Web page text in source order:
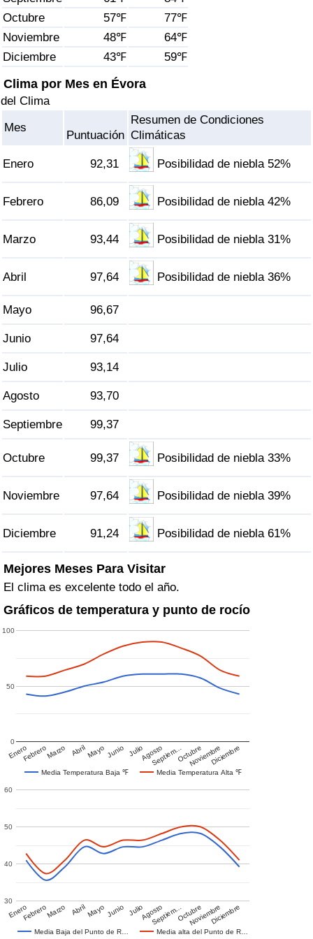
Octubre
57℉
77℉
Noviembre
48℉
64℉
Diciembre
43℉ 59℉
Clima por Mes en Évora
del Clima
Mes
Puntuación
Resumen de Condiciones
Climáticas
Enero 92,31 Posibilidad de niebla 52%
Febrero 86,09 Posibilidad de niebla 42%
Marzo 93,44 Posibilidad de niebla 31%
Abril 97,64 Posibilidad de niebla 36%
Mayo 96,67
Junio 97,64
Julio 93,14
Agosto 93,70
Septiembre 99,37
Octubre 99,37 Posibilidad de niebla 33%
Noviembre 97,64 Posibilidad de niebla 39%
Diciembre 91,24 Posibilidad de niebla 61%
Mejores Meses Para Visitar
El clima es excelente todo el año.
Gráficos de temperatura y punto de rocío
Media Temperatura Baja ℉ Media Temperatura Alta ℉
EneroFebreroMarzo AbrilMayo Junio JulioAgosto
Septiem…OctubreNoviembreDiciembre
0
50
100
Media Baja del Punto de R… Media alta del Punto de R…
EneroFebreroMarzo AbrilMayo Junio JulioAgosto
Septiem…OctubreNoviembreDiciembre
30
40
50
60
Índice de criminalidad por país
Sanidad
Índice de Sanidad (Actual)
Índice de Sanidad por País
Índice de Contaminación (Actual)
Índice de Tráfico
Índice de Tráfico (Actual)
Índice de Tráfico por País